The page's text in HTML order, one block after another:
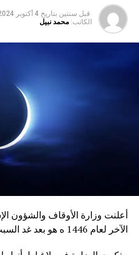
قبل سنتين بتاريخ 4 أكتوبر 2024
الكاتب: محمد نبيل
أعلنت وزارة الأوقاف والشؤون
الآخر لعام 1446 ه هو بعد غد السبت 5 أكتوبر 2024 م.